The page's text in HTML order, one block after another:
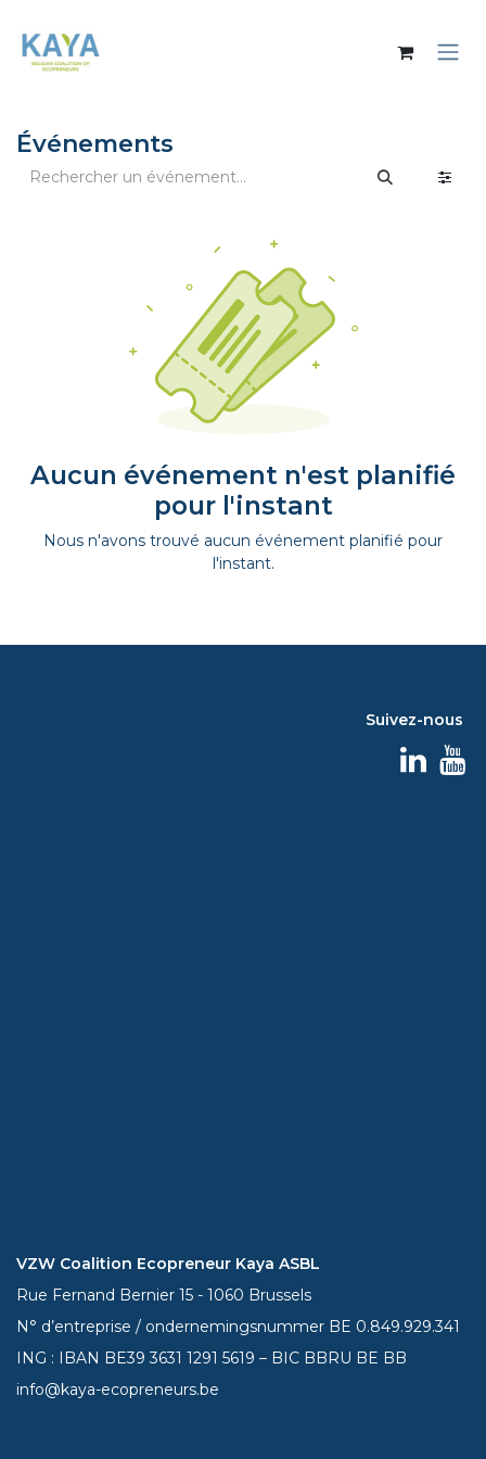
Événements
Aucun événement n'est planifié
pour l'instant
Nous n'avons trouvé aucun événement planifié pour
l'instant.
Suivez-nous
VZW Coalition Ecopreneur Kaya ASBL
Rue Fernand Bernier 15 - 1060 Brussels
N° d’entreprise / ondernemingsnummer BE 0.849.929.341
ING : IBAN BE393631 1291 5619 – BIC BBRU BE BB
info@kaya-ecopreneurs.be